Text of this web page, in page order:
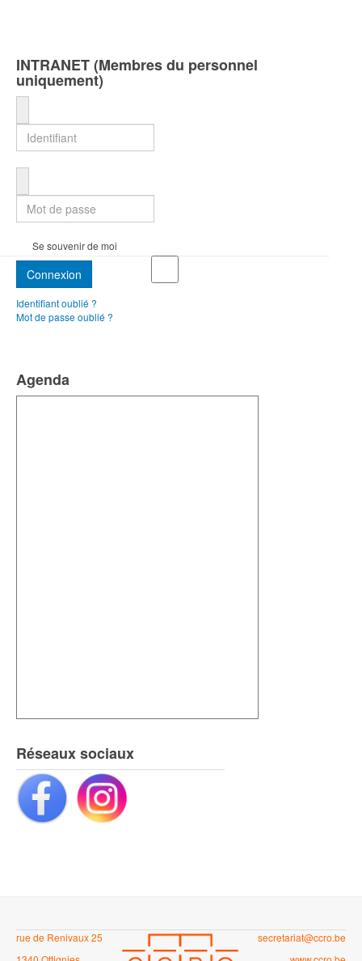
INTRANET (Membres du personnel
uniquement)
Se souvenir de moi
Connexion
Identifiant oublié ?
Mot de passe oublié ?
Agenda
Réseaux sociaux
rue de Renivaux 25
secretariat@ccro.be